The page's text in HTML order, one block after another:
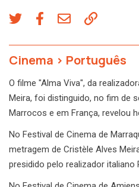
Cinema > Português
O filme "Alma Viva", da
Meira, foi distinguido, no fim de
Marrocos e em França, revelou
No Festival de Cinema de
metragem de Cristèle Alves
presidido pelo realizador italiano